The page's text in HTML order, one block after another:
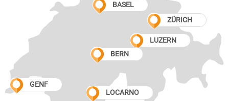
BASEL
ZÜRICH
LUZERN
BERN
LOCARNO
GENF